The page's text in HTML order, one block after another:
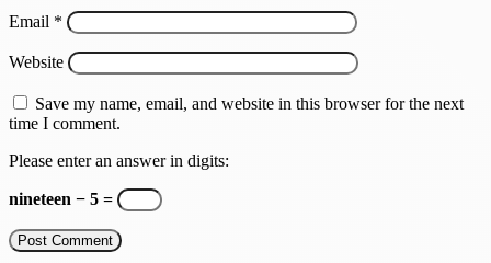
Email *
Website
Save my name, email, and website in this browser for the next
time I comment.
Please enter an answer in digits:
nineteen − 5 =